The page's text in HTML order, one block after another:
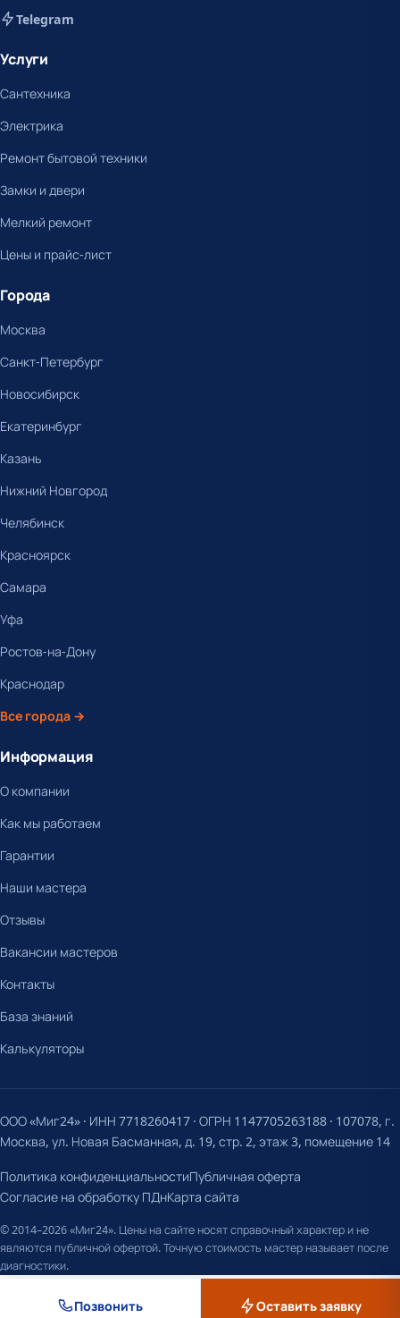
Telegram
Услуги
Сантехника
Электрика
Ремонт бытовой техники
Замки и двери
Мелкий ремонт
Цены и прайс-лист
Города
Москва
Санкт-Петербург
Новосибирск
Екатеринбург
Казань
Нижний Новгород
Челябинск
Красноярск
Самара
Уфа
Ростов-на-Дону
Краснодар
Все города →
Информация
О компании
Как мы работаем
Гарантии
Наши мастера
Отзывы
Вакансии мастеров
Контакты
База знаний
Калькуляторы
ООО «Миг24» · ИНН 7718260417 · ОГРН 1147705263188 · 107078, г.
Москва, ул. Новая Басманная, д. 19, стр. 2, этаж 3, помещение 14
Политика конфиденциальностиПубличная оферта
Согласие на обработку ПДнКарта сайта
© 2014–2026 «Миг24». Цены на сайте носят справочный характер и не
являются публичной офертой. Точную стоимость мастер называет после
диагностики.
Позвонить Оставить заявку